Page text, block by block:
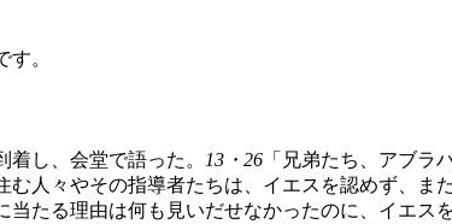
。
し、会堂で語った。 13・26 「兄弟たち、アブラ
む人々やその指導者たちは、イエスを認めず、ま
当たる理由は何も見いだせなかったのに、イエス